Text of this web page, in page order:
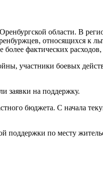
области. В
относящихся к
фактических
участники боевых
заявки на поддержку.
бюджета. С начала
поддержки по месту